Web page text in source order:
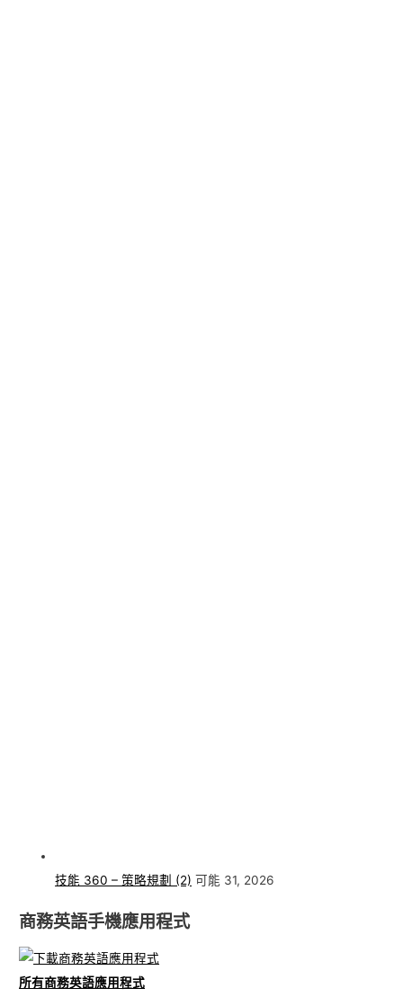
技能 360 – 策略規劃 (2) 可能 31, 2026
商務英語手機應用程式
所有商務英語應用程式